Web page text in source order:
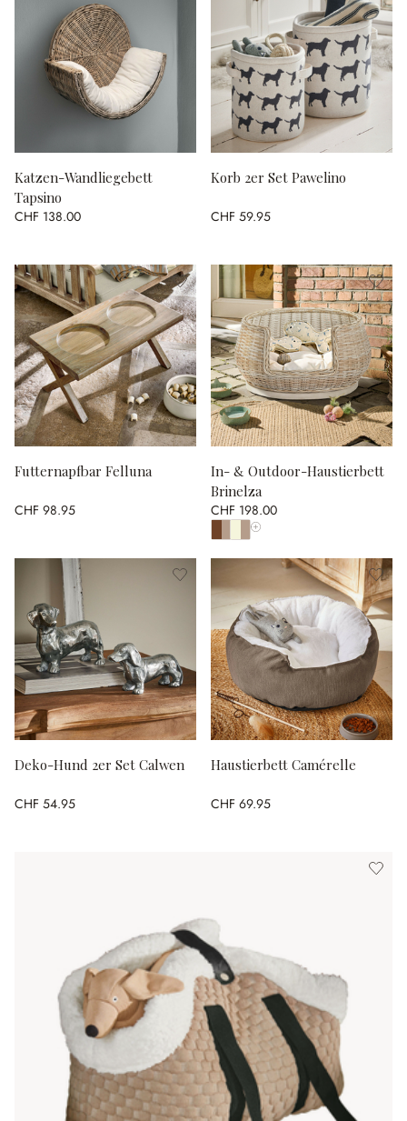
Katzen-Wandliegebett
Tapsino
CHF 138.00
Korb 2er Set Pawelino
CHF 59.95
Futternapfbar Felluna
CHF 98.95
In- & Outdoor-Haustierbett
Brinelza
CHF 198.00
Alle Farben anzeigen
Deko-Hund 2er Set Calwen
CHF 54.95
Haustierbett Camérelle
CHF 69.95